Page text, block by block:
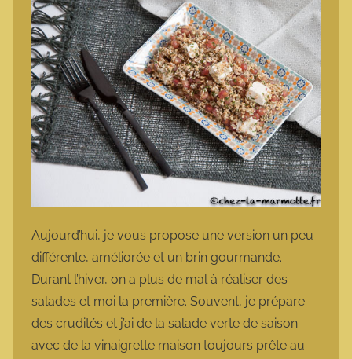
Aujourd’hui, je vous propose une version un peu
différente, améliorée et un brin gourmande.
Durant l’hiver, on a plus de mal à réaliser des
salades et moi la première. Souvent, je prépare
des crudités et j’ai de la salade verte de saison
avec de la vinaigrette maison toujours prête au